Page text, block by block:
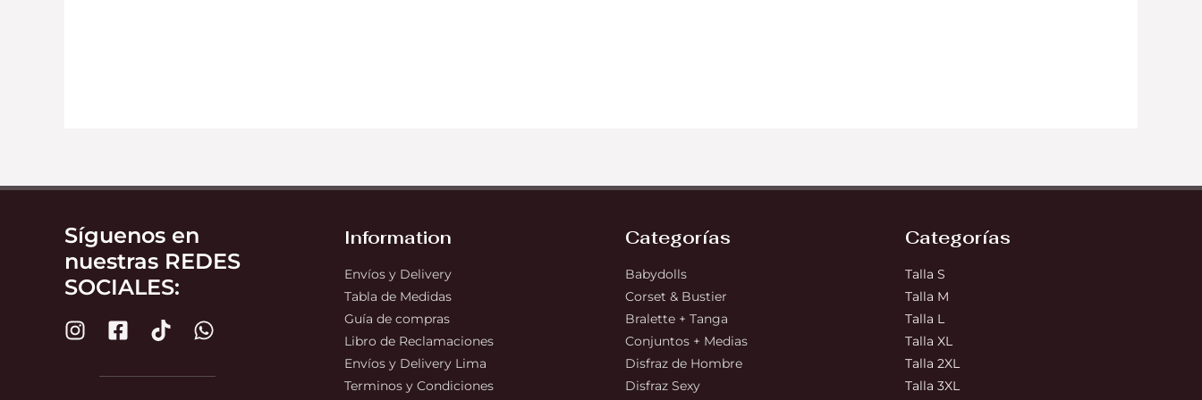
Síguenos en
nuestras REDES
SOCIALES:
Information
Envíos y Delivery
Tabla de Medidas
Guía de compras
Libro de Reclamaciones
Envíos y Delivery Lima
Terminos y Condiciones
Categorías
Babydolls
Corset & Bustier
Bralette + Tanga
Conjuntos + Medias
Disfraz de Hombre
Disfraz Sexy
Categorías
Talla S
Talla M
Talla L
Talla XL
Talla 2XL
Talla 3XL